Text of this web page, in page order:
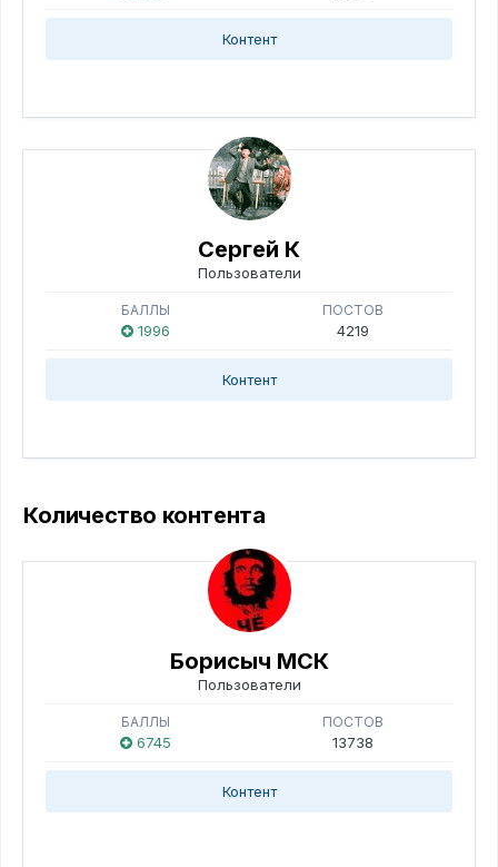
Контент
Сергей К
Пользователи
БАЛЛЫ
1996
ПОСТОВ
4219
Контент
Количество контента
Борисыч МСК
Пользователи
БАЛЛЫ
6745
ПОСТОВ
13738
Контент